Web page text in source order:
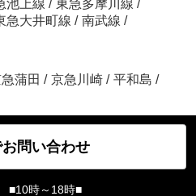
池上線 / 東急多摩川線 /
急大井町線 / 南武線 /
蒲田 / 京急川崎 / 平和島 /
問い合わせ
■10時～18時■